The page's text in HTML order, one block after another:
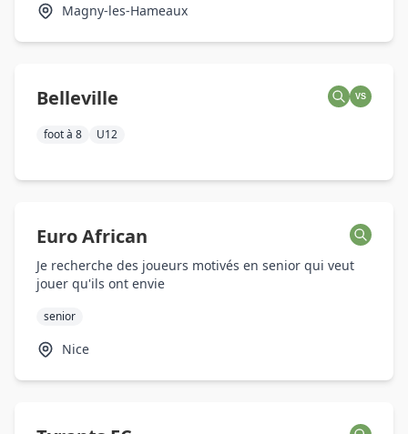
Magny-les-Hameaux
Belleville VS
foot à 8 U12
Euro African
Je recherche des joueurs motivés en senior qui veut
jouer qu'ils ont envie
senior
Nice